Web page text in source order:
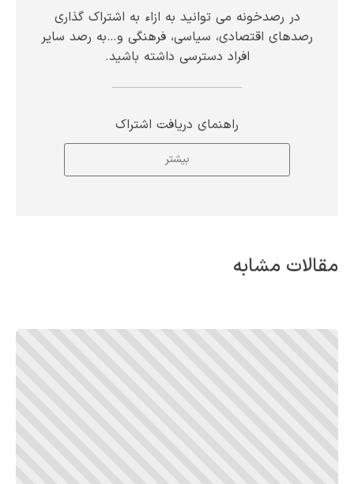
در رصدخونه می توانید به ازاء به اشتراک گذاری
رصدهای اقتصادی، سیاسی، فرهنگی و…به رصد سایر
افراد دسترسی داشته باشید.
راهنمای دریافت اشتراک
بیشتر
مقالات مشابه